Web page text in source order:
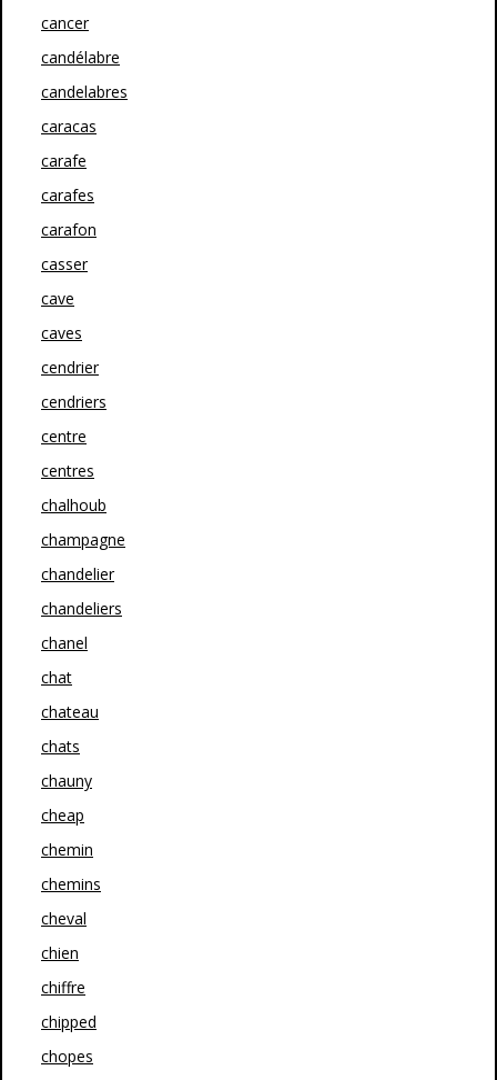
cancer
candélabre
candelabres
caracas
carafe
carafes
carafon
casser
cave
caves
cendrier
cendriers
centre
centres
chalhoub
champagne
chandelier
chandeliers
chanel
chat
chateau
chats
chauny
cheap
chemin
chemins
cheval
chien
chiffre
chipped
chopes